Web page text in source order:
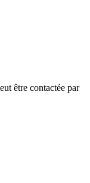
être contactée par